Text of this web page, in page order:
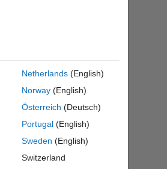
Netherlands (English)
Norway (English)
Österreich (Deutsch)
Portugal (English)
Sweden (English)
Switzerland